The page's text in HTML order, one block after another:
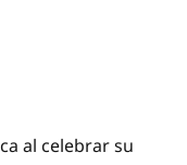
al celebrar su